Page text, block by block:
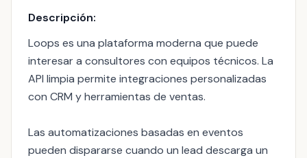
Descripción:
Loops es una plataforma moderna que puede
interesar a consultores con equipos técnicos. La
API limpia permite integraciones personalizadas
con CRM y herramientas de ventas.
Las automatizaciones basadas en eventos
pueden dispararse cuando un lead descarga un